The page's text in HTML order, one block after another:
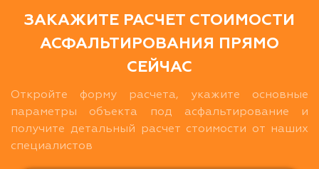
ЗАКАЖИТЕ РАСЧЕТ СТОИМОСТИ
АСФАЛЬТИРОВАНИЯ ПРЯМО
СЕЙЧАС
Откройте форму расчета, укажите основные
параметры объекта под асфальтирование и
получите детальный расчет стоимости от наших
специалистов